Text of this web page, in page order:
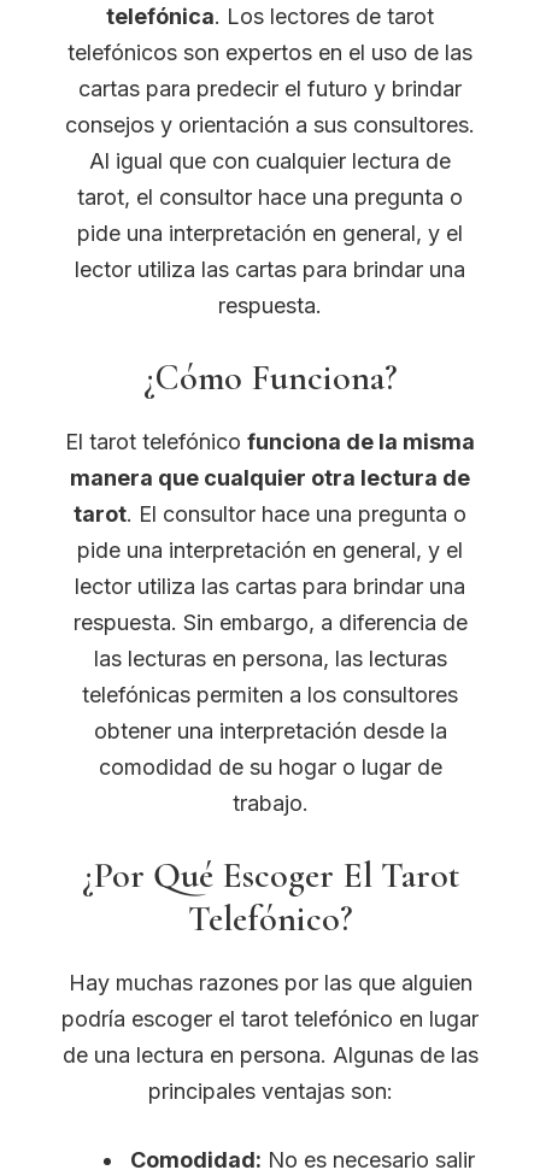
telefónica. Los lectores de tarot
telefónicos son expertos en el uso de las
cartas para predecir el futuro y brindar
consejos y orientación a sus consultores.
Al igual que con cualquier lectura de
tarot, el consultor hace una pregunta o
pide una interpretación en general, y el
lector utiliza las cartas para brindar una
respuesta.
¿Cómo Funciona?
El tarot telefónico funciona de la misma
manera que cualquier otra lectura de
tarot. El consultor hace una pregunta o
pide una interpretación en general, y el
lector utiliza las cartas para brindar una
respuesta. Sin embargo, a diferencia de
las lecturas en persona, las lecturas
telefónicas permiten a los consultores
obtener una interpretación desde la
comodidad de su hogar o lugar de
trabajo.
¿Por Qué Escoger El Tarot
Telefónico?
Hay muchas razones por las que alguien
podría escoger el tarot telefónico en lugar
de una lectura en persona. Algunas de las
principales ventajas son:
Comodidad: No es necesario salir